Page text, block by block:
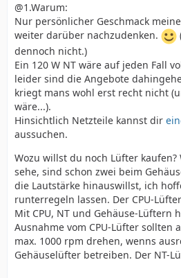
@1.Warum:
Nur persönlicher Geschmack
weiter darüber nachzudenken.
dennoch nicht.)
Ein 120 W NT wäre auf jeden Fall
leider sind die Angebote
kriegt mans wohl erst recht nicht
wäre...).
Hinsichtlich Netzteile kannst dir
aussuchen.
Wozu willst du noch Lüfter
sehe, sind schon zwei beim
die Lautstärke hinauswillst, ich
runterregeln lassen. Der CPU-
Mit CPU, NT und Gehäuse-Lüftern
Ausnahme vom CPU-Lüfter sollten
max. 1000 rpm drehen, wenns
Gehäuselüfter betreiben. Der NT-